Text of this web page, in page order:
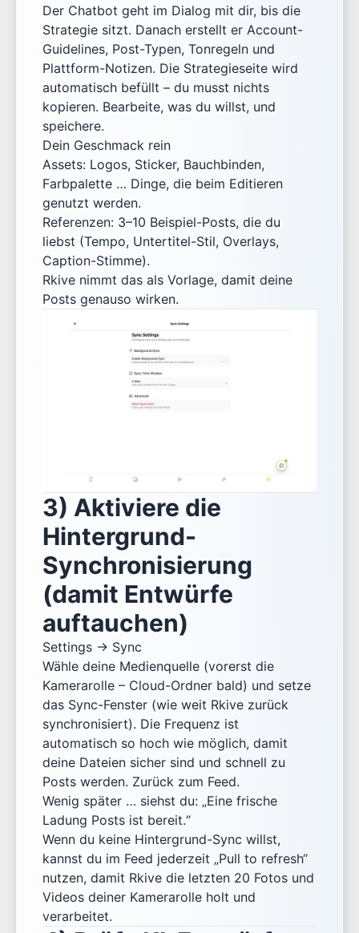
Der Chatbot geht im Dialog mit dir, bis die
Strategie sitzt. Danach erstellt er Account-
Guidelines, Post-Typen, Tonregeln und
Plattform-Notizen. Die Strategieseite wird
automatisch befüllt – du musst nichts
kopieren. Bearbeite, was du willst, und
speichere.
Dein Geschmack rein
Assets: Logos, Sticker, Bauchbinden,
Farbpalette … Dinge, die beim Editieren
genutzt werden.
Referenzen: 3–10 Beispiel-Posts, die du
liebst (Tempo, Untertitel-Stil, Overlays,
Caption-Stimme).
Rkive nimmt das als Vorlage, damit deine
Posts genauso wirken.
3) Aktiviere die
Hintergrund-
Synchronisierung
(damit Entwürfe
auftauchen)
Settings → Sync
Wähle deine Medienquelle (vorerst die
Kamerarolle – Cloud-Ordner bald) und setze
das Sync-Fenster (wie weit Rkive zurück
synchronisiert). Die Frequenz ist
automatisch so hoch wie möglich, damit
deine Dateien sicher sind und schnell zu
Posts werden. Zurück zum Feed.
Wenig später … siehst du: „Eine frische
Ladung Posts ist bereit.“
Wenn du keine Hintergrund-Sync willst,
kannst du im Feed jederzeit „Pull to refresh“
nutzen, damit Rkive die letzten 20 Fotos und
Videos deiner Kamerarolle holt und
verarbeitet.